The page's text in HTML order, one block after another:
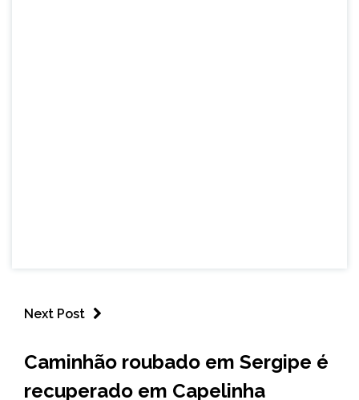
Next Post
NOTÍCIAS
Caminhão roubado em Sergipe é
recuperado em Capelinha